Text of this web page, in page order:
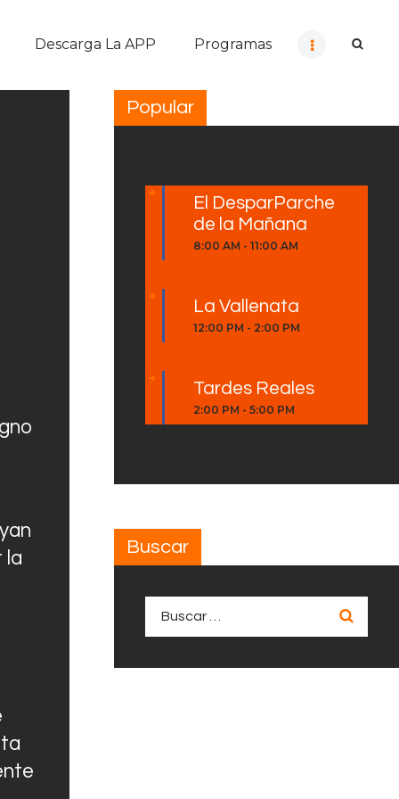
Descarga La APP Programas
la
Popular
El DesparParche
de la Mañana
8:00 AM -11:00 AM
La Vallenata
12:00 PM - 2:00 PM
Tardes Reales
2:00 PM -5:00 PM
Buscar